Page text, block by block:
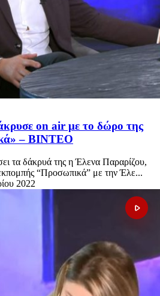
on air με το δώρο της
– ΒΙΝΤΕΟ
τα δάκρυά της η Έλενα Παραρίζου,
“Προσωπικά” με την Έλε...
2022